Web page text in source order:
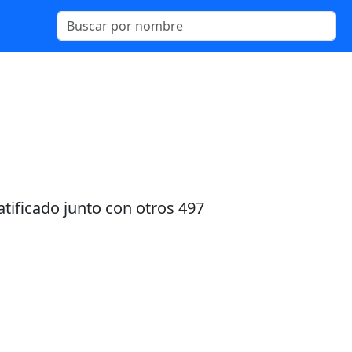
junto con otros 497